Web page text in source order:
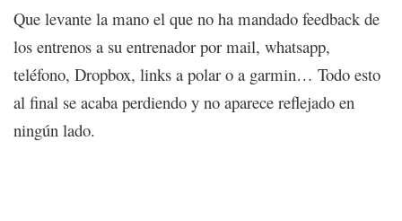
Que levante la mano el que no ha mandado feedback de
los entrenos a su entrenador por mail, whatsapp,
teléfono, Dropbox, links a polar o a garmin… Todo esto
al final se acaba perdiendo y no aparece reflejado en
ningún lado.